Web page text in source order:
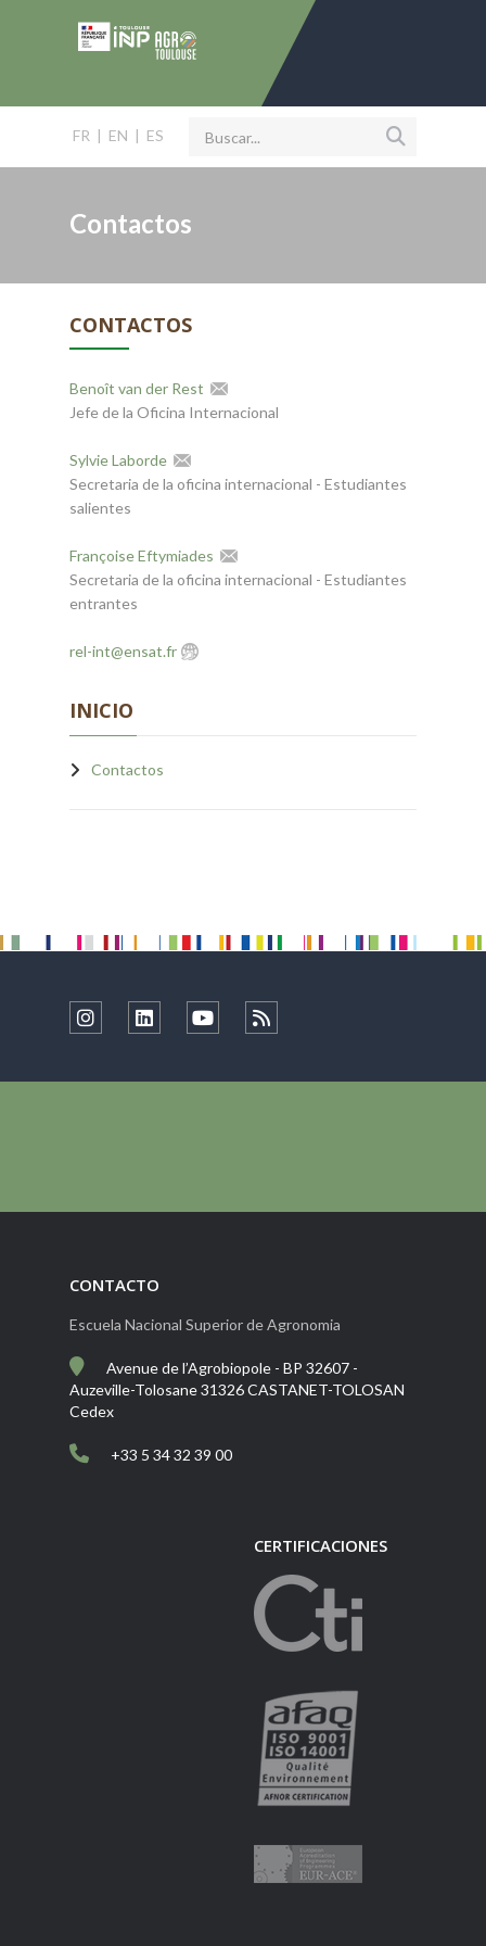
FR | EN | ES
Contactos
CONTACTOS
Benoît van der Rest
Jefe de la Oficina Internacional
Sylvie Laborde
Secretaria de la oficina internacional - Estudiantes
salientes
Françoise Eftymiades
Secretaria de la oficina internacional - Estudiantes
entrantes
rel-int@ensat.fr
INICIO
Contactos
CONTACTO
Escuela Nacional Superior de Agronomia
Avenue de l’Agrobiopole - BP 32607 -
Auzeville-Tolosane 31326 CASTANET-TOLOSAN
Cedex
+33 5 34 32 39 00
CERTIFICACIONES